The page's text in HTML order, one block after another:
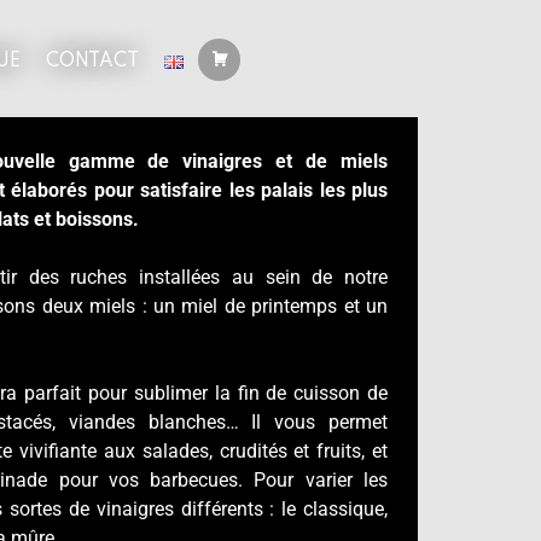
CONTACT
gamme de vinaigres et de miels
élaborés pour satisfaire les palais les plus
et boissons.
des ruches installées au sein de notre
deux miels : un miel de printemps et un
parfait pour sublimer la fin de cuisson de
viandes blanches… Il vous permet
vivifiante aux salades, crudités et fruits, et
pour vos barbecues. Pour varier les
sortes de vinaigres différents : le classique,